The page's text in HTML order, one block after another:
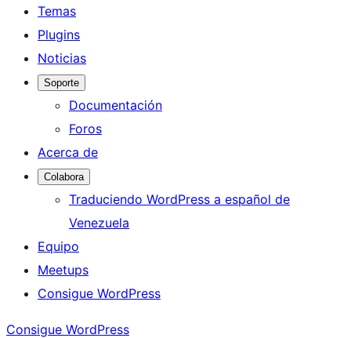
Temas
Plugins
Noticias
Soporte
Documentación
Foros
Acerca de
Colabora
Traduciendo WordPress a español de
Venezuela
Equipo
Meetups
Consigue WordPress
Consigue WordPress